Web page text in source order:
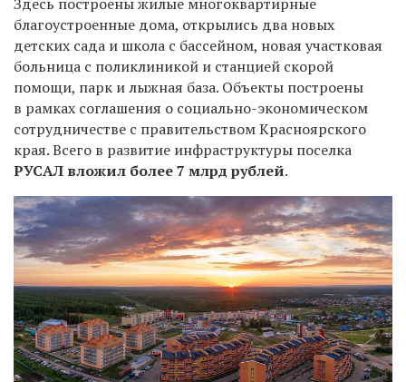
благоустроенные дома, открылись два новых
детских сада и школа с бассейном, новая участковая
больница с поликлиникой и станцией скорой
помощи, парк и лыжная база. Объекты построены
в рамках соглашения о социально-экономическом
сотрудничестве с правительством Красноярского
края. Всего в развитие инфраструктуры поселка
РУСАЛ вложил более 7 млрд рублей.